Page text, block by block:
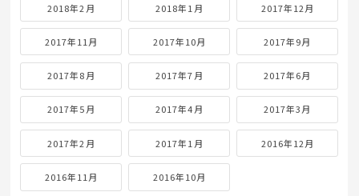
2018年2月 2018年1月 2017年12月
2017年11月 2017年10月 2017年9月
2017年8月 2017年7月 2017年6月
2017年5月 2017年4月 2017年3月
2017年2月 2017年1月 2016年12月
2016年11月 2016年10月